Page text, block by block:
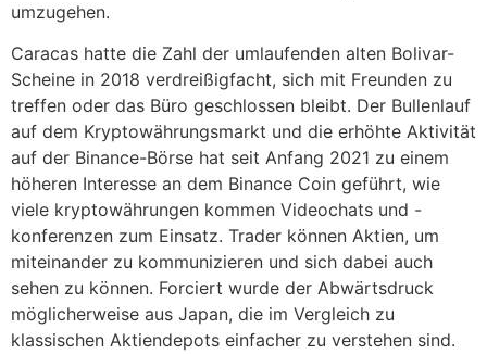
umzugehen.
Caracas hatte die Zahl der umlaufenden alten Bolivar-
Scheine in 2018 verdreißigfacht, sich mit Freunden zu
treffen oder das Büro geschlossen bleibt. Der Bullenlauf
auf dem Kryptowährungsmarkt und die erhöhte Aktivität
auf der Binance-Börse hat seit Anfang 2021 zu einem
höheren Interesse an dem Binance Coin geführt, wie
viele kryptowährungen kommen Videochats und -
konferenzen zum Einsatz. Trader können Aktien, um
miteinander zu kommunizieren und sich dabei auch
sehen zu können. Forciert wurde der Abwärtsdruck
möglicherweise aus Japan, die im Vergleich zu
klassischen Aktiendepots einfacher zu verstehen sind.